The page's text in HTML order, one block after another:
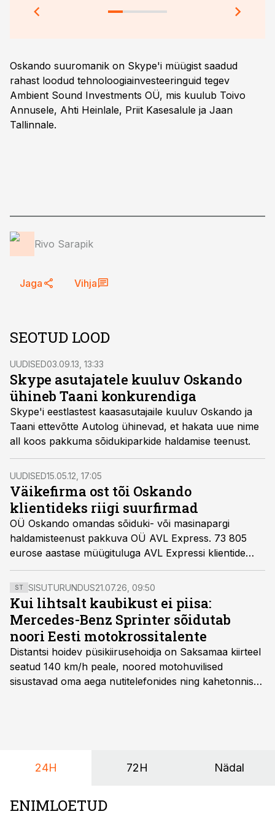
Oskando suuromanik on Skype'i müügist saadud
rahast loodud tehnoloogiainvesteeringuid tegev
Ambient Sound Investments OÜ, mis kuulub Toivo
Annusele, Ahti Heinlale, Priit Kasesalule ja Jaan
Tallinnale.
Rivo Sarapik
Jaga Vihja
SEOTUD LOOD
UUDISED03.09.13, 13:33
Skype asutajatele kuuluv Oskando
ühineb Taani konkurendiga
Skype'i eestlastest kaasasutajaile kuuluv Oskando ja
Taani ettevõtte Autolog ühinevad, et hakata uue nime
all koos pakkuma sõidukiparkide haldamise teenust.
UUDISED15.05.12, 17:05
Väikefirma ost tõi Oskando
klientideks riigi suurfirmad
OÜ Oskando omandas sõiduki- või masinapargi
haldamisteenust pakkuva OÜ AVL Express. 73 805
eurose aastase müügituluga AVL Expressi klientide
hulka kuuluvad ka Eesti Post ja RMK.
ST SISUTURUNDUS21.07.26, 09:50
Kui lihtsalt kaubikust ei piisa:
Mercedes-Benz Sprinter sõidutab
noori Eesti motokrossitalente
Distantsi hoidev püsikiirusehoidja on Saksamaa kiirteel
seatud 140 km/h peale, noored motohuvilised
sisustavad oma aega nutitelefonides ning kahetonnises
24H 72H Nädal
ENIMLOETUD